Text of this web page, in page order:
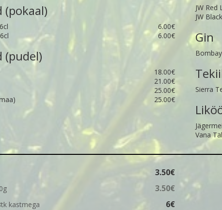
(pokaal)
6.00€
6.00€
(pudel)
18.00€
21.00€
25.00€
25.00€
JW Red
JW
Gin
Sierra
Vana
3.50€
3.50€
kastmega
6€